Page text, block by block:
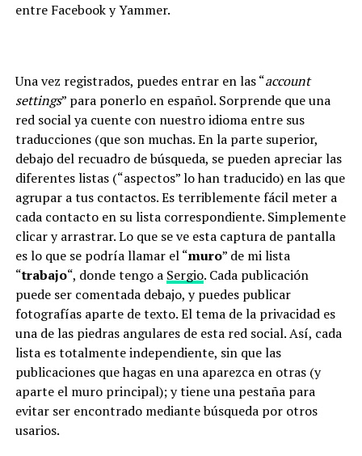
entre Facebook y Yammer.
Una vez registrados, puedes entrar en las “account
settings” para ponerlo en español. Sorprende que una
red social ya cuente con nuestro idioma entre sus
traducciones (que son muchas. En la parte superior,
debajo del recuadro de búsqueda, se pueden apreciar las
diferentes listas (“aspectos” lo han traducido) en las que
agrupar a tus contactos. Es terriblemente fácil meter a
cada contacto en su lista correspondiente. Simplemente
clicar y arrastrar. Lo que se ve esta captura de pantalla
es lo que se podría llamar el “muro” de mi lista
“trabajo“, donde tengo a Sergio. Cada publicación
puede ser comentada debajo, y puedes publicar
fotografías aparte de texto. El tema de la privacidad es
una de las piedras angulares de esta red social. Así, cada
lista es totalmente independiente, sin que las
publicaciones que hagas en una aparezca en otras (y
aparte el muro principal); y tiene una pestaña para
evitar ser encontrado mediante búsqueda por otros
usarios.